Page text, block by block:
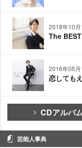
2018年10
The
2016年05
恋しても
CDアルバ
芸能人事典